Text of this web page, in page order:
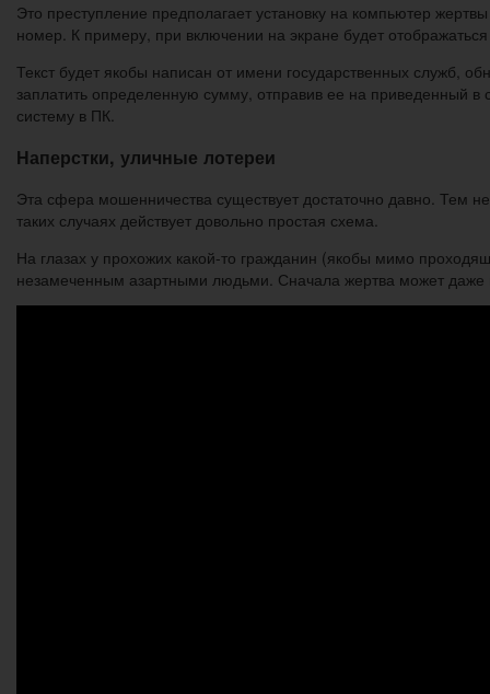
Это преступление предполагает установку на компьютер
номер. К примеру, при включении на экране будет
Текст будет якобы написан от имени государственных служб,
заплатить определенную сумму, отправив ее на приведенный
систему в ПК.
Наперстки, уличные лотереи
Эта сфера мошенничества существует достаточно давно. Тем
таких случаях действует довольно простая схема.
На глазах у прохожих какой-то гражданин (якобы мимо
незамеченным азартными людьми. Сначала жертва может даже